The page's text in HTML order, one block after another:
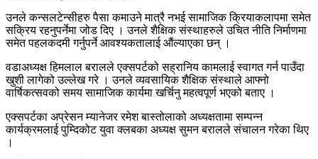
उनले कन्सलटेन्सीहरु पैसा कमाउने मात्रै नभई सामाजिक क्रियाकलापमा समेत
सक्रिय रहनुपर्नेमा जोड दिए । उनले शैक्षिक संस्थाहरुले उचित नीति निर्माणमा
समेत पहलकदमी गर्नुपर्ने आवश्यकतालाई औंल्याएका छन् ।
वडाअध्यक्ष हिमलाल बरालले एक्सपर्टको सह्रानिय कामलाई स्वागत गर्न पाउँदा
खुशी लागेको उल्लेख गरे । उनले व्यवसायिक शैक्षिक संस्थाले आफ्नो
वार्षिकत्सवको समय सामाजिक कार्यमा खर्चिनु महत्वपूर्ण भएको बताए ।
एक्सपर्टका अप्रेसन म्यानेजर रमेश बास्तोलाको अध्यक्षतामा सम्पन्न
कार्यक्रमलाई पुम्दिकोट युवा क्लबका अध्यक्ष सुमन बरालले संचालन गरेका थिए
।